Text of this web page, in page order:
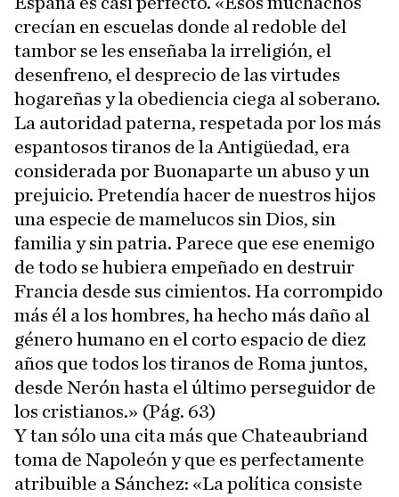
crecían en escuelas donde al redoble del
tambor se les enseñaba la irreligión, el
desenfreno, el desprecio de las virtudes
hogareñas y la obediencia ciega al soberano.
La autoridad paterna, respetada por los más
espantosos tiranos de la Antigüedad, era
considerada por Buonaparte un abuso y un
prejuicio. Pretendía hacer de nuestros hijos
una especie de mamelucos sin Dios, sin
familia y sin patria. Parece que ese enemigo
de todo se hubiera empeñado en destruir
Francia desde sus cimientos. Ha corrompido
más él a los hombres, ha hecho más daño al
género humano en el corto espacio de diez
años que todos los tiranos de Roma juntos,
desde Nerón hasta el último perseguidor de
los cristianos.» (Pág. 63)
Y tan sólo una cita más que Chateaubriand
toma de Napoleón y que es perfectamente
atribuible a Sánchez: «La política consiste